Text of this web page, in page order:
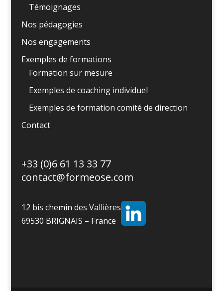
Témoignages
Nos pédagogies
Nos engagements
Exemples de formations
Formation sur mesure
Exemples de coaching individuel
Exemples de formation comité de direction
Contact
+33 (0)6 61 13 33 77
contact@formeose.com
12 bis chemin des Vallières
69530 BRIGNAIS – France